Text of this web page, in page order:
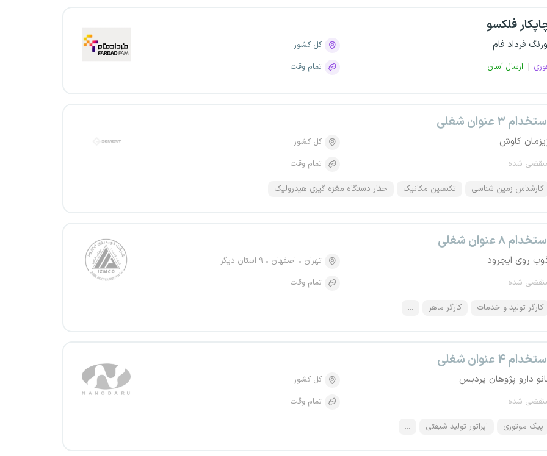
فلکسو
فرداد فام
ارسال آسان
کل کشور
تمام وقت
۳ عنوان شغلی
کاوش
شده
کل کشور
تمام وقت
کارشناس زمین شناسی تکنسین مکانیک حفار دستگاه مغزه گیری هیدرولیک
۸ عنوان شغلی
روی ایجرود
شده
تهران اصفهان
۹ استان دیگر
تمام وقت
کارگر تولید و خدمات کارگر ماهر ...
۴ عنوان شغلی
دارو پژوهان پردیس
شده
کل کشور
تمام وقت
پیک موتوری اپراتور تولید شیفتی ...